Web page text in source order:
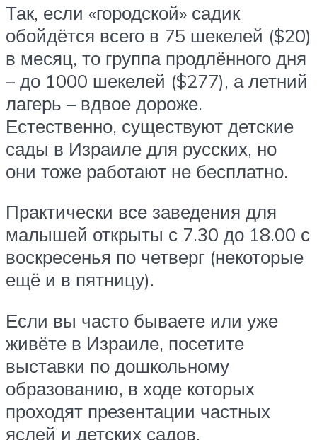
Так, если «городской» садик
обойдётся всего в 75 шекелей ($20)
в месяц, то группа продлённого дня
– до 1000 шекелей ($277), а летний
лагерь – вдвое дороже.
Естественно, существуют детские
сады в Израиле для русских, но
они тоже работают не бесплатно.
Практически все заведения для
малышей открыты с 7.30 до 18.00 с
воскресенья по четверг (некоторые
ещё и в пятницу).
Если вы часто бываете или уже
живёте в Израиле, посетите
выставки по дошкольному
образованию, в ходе которых
проходят презентации частных
яслей и детских садов.